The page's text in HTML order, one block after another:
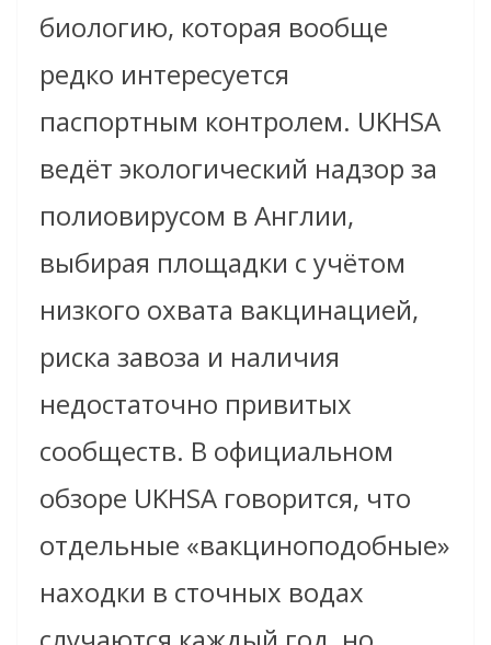
биологию, которая вообще
редко интересуется
паспортным контролем. UKHSA
ведёт экологический надзор за
полиовирусом в Англии,
выбирая площадки с учётом
низкого охвата вакцинацией,
риска завоза и наличия
недостаточно привитых
сообществ. В официальном
обзоре UKHSA говорится, что
отдельные «вакциноподобные»
находки в сточных водах